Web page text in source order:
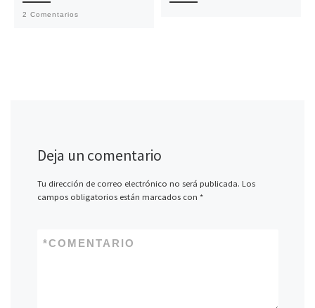
2 Comentarios
Deja un comentario
Tu dirección de correo electrónico no será publicada. Los
campos obligatorios están marcados con *
COMENTARIO
*